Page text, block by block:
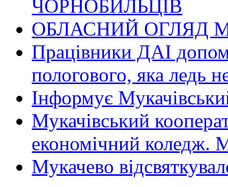
ЧОРНОБИЛЬЦІВ
ОБЛАСНИЙ ОГЛЯД
Працівники ДАІ
пологового, яка ледь
Інформує
Мукачівський
економічний
Мукачево